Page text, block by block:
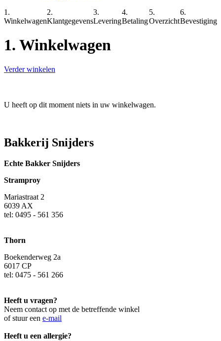
1.
Winkelwagen
2.
Klantgegevens
3.
Levering
4.
Betaling
5.
Overzicht
6.
Bevestiging
1. Winkelwagen
Verder winkelen
U heeft op dit moment niets in uw winkelwagen.
Bakkerij Snijders
Echte Bakker Snijders
Stramproy
Mariastraat 2
6039 AX
tel: 0495 - 561 356
Thorn
Boekenderweg 2a
6017 CP
tel: 0475 - 561 266
Heeft u vragen?
Neem contact op met de betreffende winkel
of stuur een e-mail
Heeft u een allergie?